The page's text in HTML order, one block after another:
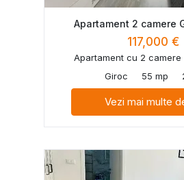
Apartament 2 camere
117,000 €
Apartament cu 2 camere
Giroc
55 mp
Vezi mai multe